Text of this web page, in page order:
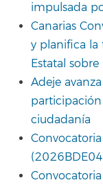
impulsada
Canarias
y planifica la
Estatal
Adeje
ciudadanía